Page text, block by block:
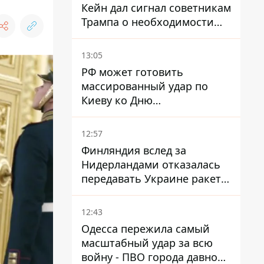
Кейн дал сигнал советникам
Трампа о необходимости
заканчивать войну с
Ираном – СМИ
13:05
РФ может готовить
массированный удар по
Киеву ко Дню
Независимости - Институт
изучения войны
12:57
Финляндия вслед за
Нидерландами отказалась
передавать Украине ракеты
ПВО Patriot
12:43
Одесса пережила самый
масштабный удар за всю
войну - ПВО города давно